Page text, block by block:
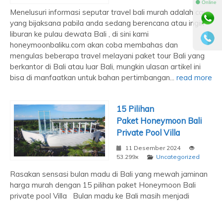
Menelusuri informasi seputar travel bali murah adalah cara
yang bijaksana pabila anda sedang berencana atau ingin
liburan ke pulau dewata Bali , di sini kami
honeymoonbaliku.com akan coba membahas dan
mengulas beberapa travel melayani paket tour Bali yang
berkantor di Bali atau luar Bali, mungkin ulasan artikel ini
bisa di manfaatkan untuk bahan pertimbangan... read more
15 Pilihan
Paket Honeymoon Bali
Private Pool Villa
11 Desember 2024
53.299x
Uncategorized
Rasakan sensasi bulan madu di Bali yang mewah jaminan
harga murah dengan 15 pilihan paket Honeymoon Bali
private pool Villa Bulan madu ke Bali masih menjadi
⚫ Online